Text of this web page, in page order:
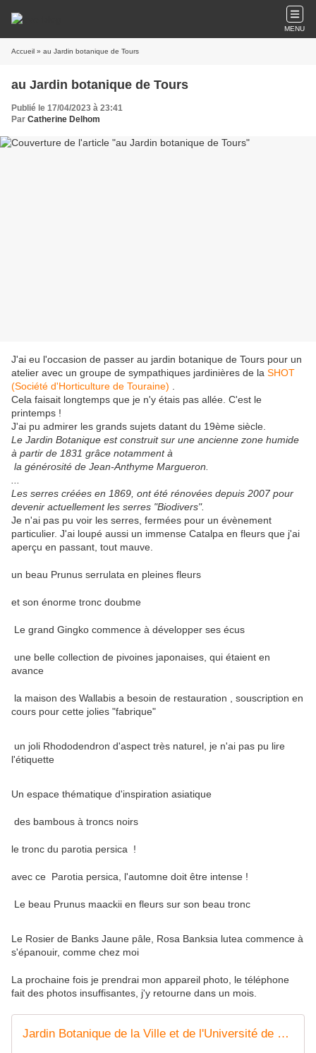
MENU
Accueil » au Jardin botanique de Tours
au Jardin botanique de Tours
Publié le 17/04/2023 à 23:41
Par Catherine Delhom
J'ai eu l'occasion de passer au jardin botanique de Tours pour un
atelier avec un groupe de sympathiques jardinières de la SHOT
(Société d'Horticulture de Touraine)
Cela faisait longtemps que je n'y étais pas allée. C'est le
printemps !
J'ai pu admirer les grands sujets datant du 19ème siècle.
Le Jardin Botanique est construit sur une ancienne zone humide
à partir de 1831 grâce notamment à
la générosité de Jean-Anthyme Margueron.
Les serres créées en 1869, ont été rénovées depuis 2007 pour
devenir actuellement les serres "Biodivers".
Je n'ai pas pu voir les serres, fermées pour un évènement
particulier. J'ai loupé aussi un immense Catalpa en fleurs que j'ai
aperçu en passant, tout mauve.
un beau Prunus serrulata en pleines fleurs
et son énorme tronc doubme
Le grand Gingko commence à développer ses écus
une belle collection de pivoines japonaises, qui étaient en
avance
la maison des Wallabis a besoin de restauration , souscription en
cours pour cette jolies "fabrique"
un joli Rhododendron d'aspect très naturel, je n'ai pas pu lire
l'étiquette
Un espace thématique d'inspiration asiatique
des bambous à troncs noirs
le tronc du parotia persica !
avec ce Parotia persica, l'automne doit être intense !
Le beau Prunus maackii en fleurs sur son beau tronc
Le Rosier de Banks Jaune pâle, Rosa Banksia lutea commence à
s'épanouir, comme chez moi
La prochaine fois je prendrai mon appareil photo, le téléphone
fait des photos insuffisantes, j'y retourne dans un mois.
Jardin Botanique de la Ville et de l'Université de Tours